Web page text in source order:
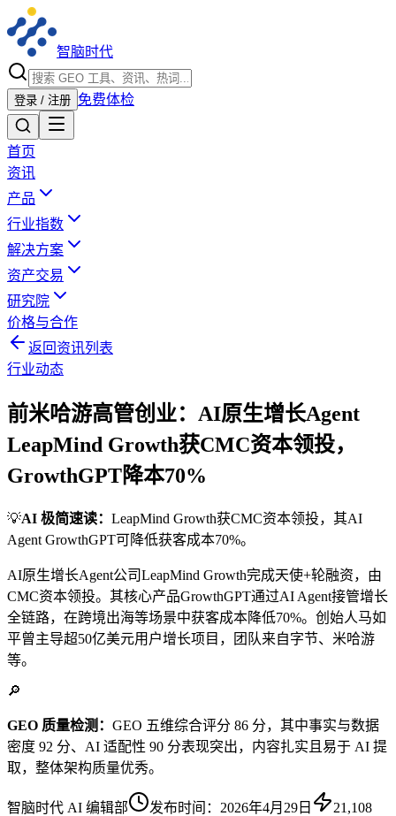
智脑时代
登录 / 注册 免费体检
首页
资讯
产品
行业指数
解决方案
资产交易
研究院
价格与合作
返回资讯列表
行业动态
前米哈游高管创业：AI原生增长Agent
LeapMind Growth获CMC资本领投，
GrowthGPT降本70%
💡AI 极简速读： LeapMind Growth获CMC资本领投，其AI
Agent GrowthGPT可降低获客成本70%。
AI原生增长Agent公司LeapMind Growth完成天使+轮融资，由
CMC资本领投。其核心产品GrowthGPT通过AI Agent接管增长
全链路，在跨境出海等场景中获客成本降低70%。创始人马如
平曾主导超50亿美元用户增长项目，团队来自字节、米哈游
等。
🔎
GEO 质量检测： GEO 五维综合评分 86 分，其中事实与数据
密度 92 分、AI 适配性 90 分表现突出，内容扎实且易于 AI 提
取，整体架构质量优秀。
智脑时代 AI 编辑部 发布时间： 2026年4月29日
21,108